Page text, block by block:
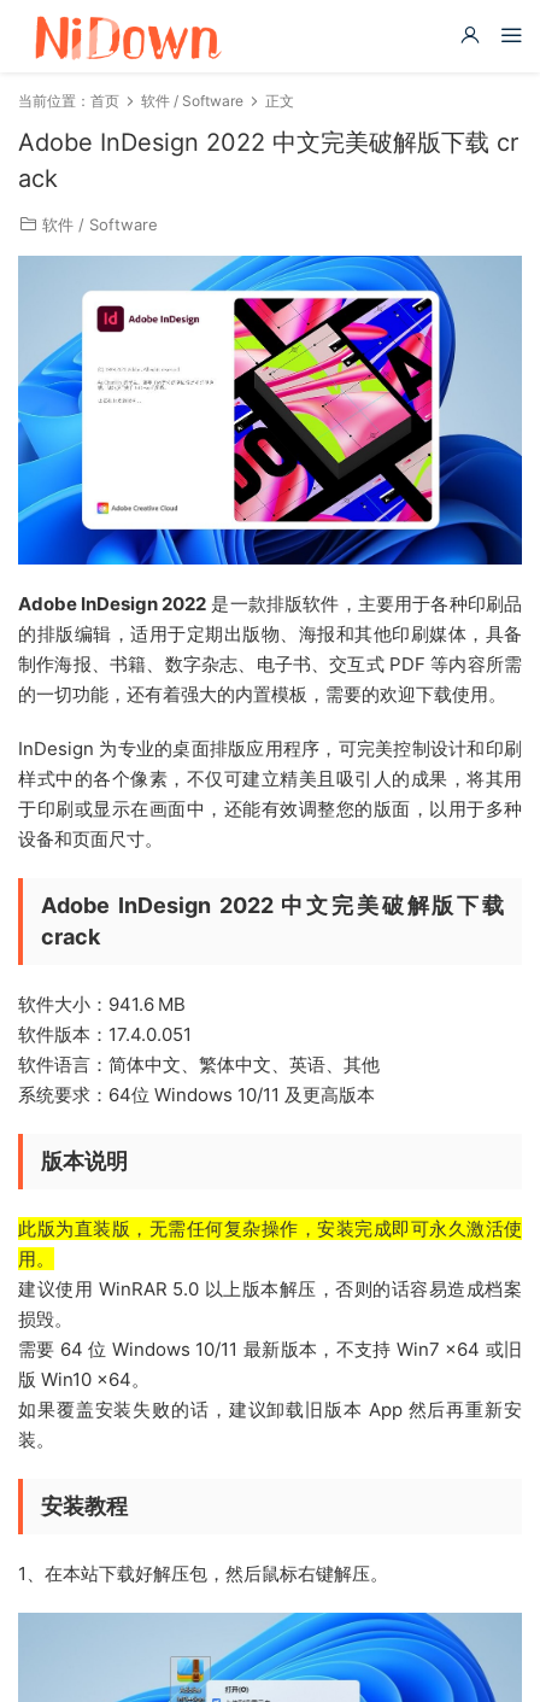
当前位置： 首页 软件 / Software 正文
Adobe InDesign 2022 中文完美破解版下载 cr
ack
软件 / Software
Adobe InDesign 2022 是一款排版软件，主要用于各种印刷品
的排版编辑，适用于定期出版物、海报和其他印刷媒体，具备
制作海报、书籍、数字杂志、电子书、交互式 PDF 等内容所需
的一切功能，还有着强大的内置模板，需要的欢迎下载使用。
InDesign 为专业的桌面排版应用程序，可完美控制设计和印刷
样式中的各个像素，不仅可建立精美且吸引人的成果，将其用
于印刷或显示在画面中，还能有效调整您的版面，以用于多种
设备和页面尺寸。
Adobe InDesign 2022 中文完美破解版下载
crack
软件大小：941.6 MB
软件版本：17.4.0.051
软件语言：简体中文、繁体中文、英语、其他
系统要求：64位 Windows 10/11 及更高版本
版本说明
此版为直装版，无需任何复杂操作，安装完成即可永久激活使
用。
建议使用 WinRAR 5.0 以上版本解压，否则的话容易造成档案
损毁。
需要 64 位 Windows 10/11 最新版本，不支持 Win7 x64 或旧
版 Win10 x64。
如果覆盖安装失败的话，建议卸载旧版本 App 然后再重新安
装。
安装教程
1、 在本站下载好解压包，然后鼠标右键解压。